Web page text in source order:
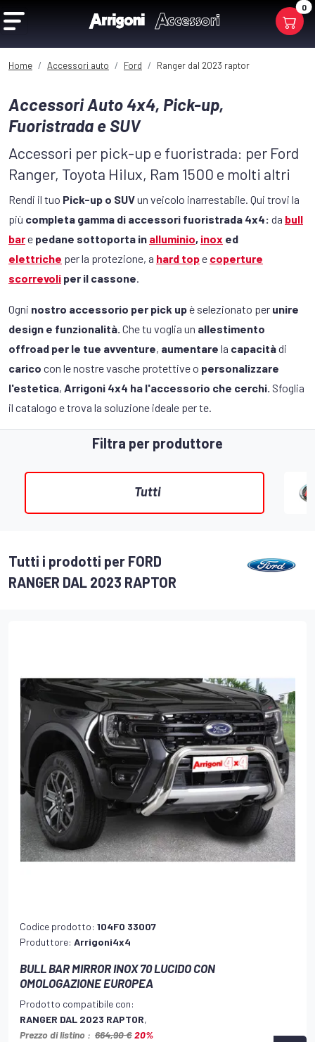
0
Home Accessori auto Ford Ranger dal 2023 raptor
Accessori Auto 4x4, Pick-up,
Fuoristrada e SUV
Accessori per pick-up e fuoristrada: per Ford
Ranger, Toyota Hilux, Ram 1500 e molti altri
Rendi il tuo Pick-up o SUVun veicolo inarrestabile. Qui trovi la
più completa gamma di accessori fuoristrada 4x4: da bull
bare pedane sottoporta in alluminio, inox ed
elettriche per la protezione, a hard tope coperture
scorrevoli per il cassone.
Ogni nostro accessorio per pick upè selezionato per unire
design e funzionalità. Che tu voglia un allestimento
offroad per le tue avventure, aumentare la capacitàdi
carico con le nostre vasche protettive o personalizzare
l'estetica, Arrigoni 4x4 ha l'accessorio che cerchi. Sfoglia
il catalogo e trova la soluzione ideale per te.
Filtra per produttore
Tutti
Tutti i prodotti per FORD
RANGER DAL 2023 RAPTOR
Codice prodotto: 104FO 33007
Produttore: Arrigoni4x4
BULL BAR MIRROR INOX 70 LUCIDO CON
OMOLOGAZIONE EUROPEA
Prodotto compatibile con:
RANGER DAL 2023 RAPTOR,
Prezzo di listino : 664,90 €20%